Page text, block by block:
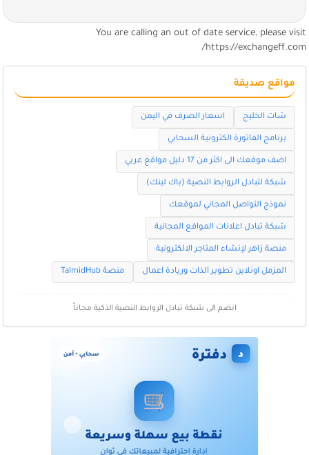
You are calling an out of date service, please visit
https://exchangeff.com/
مواقع صديقة
شات الخليج اسعار الصرف في اليمن
برنامج الفاتورة الكترونية السحابي
اضف موقعك الى اكثر من 17 دليل مواقع عربي
شبكة لتبادل الروابط النصية (باك لينك)
نموذج التواصل المجاني لموقعك
شبكة تبادل اعلانات المواقع المجانية
منصة زاهر لإنشاء المتاجر الالكترونية
المزمل اونلاين تطوير الذات وريادة اعمال منصة TalmidHub
انضم الى شبكة تبادل الروابط النصية الذكية مجاناً